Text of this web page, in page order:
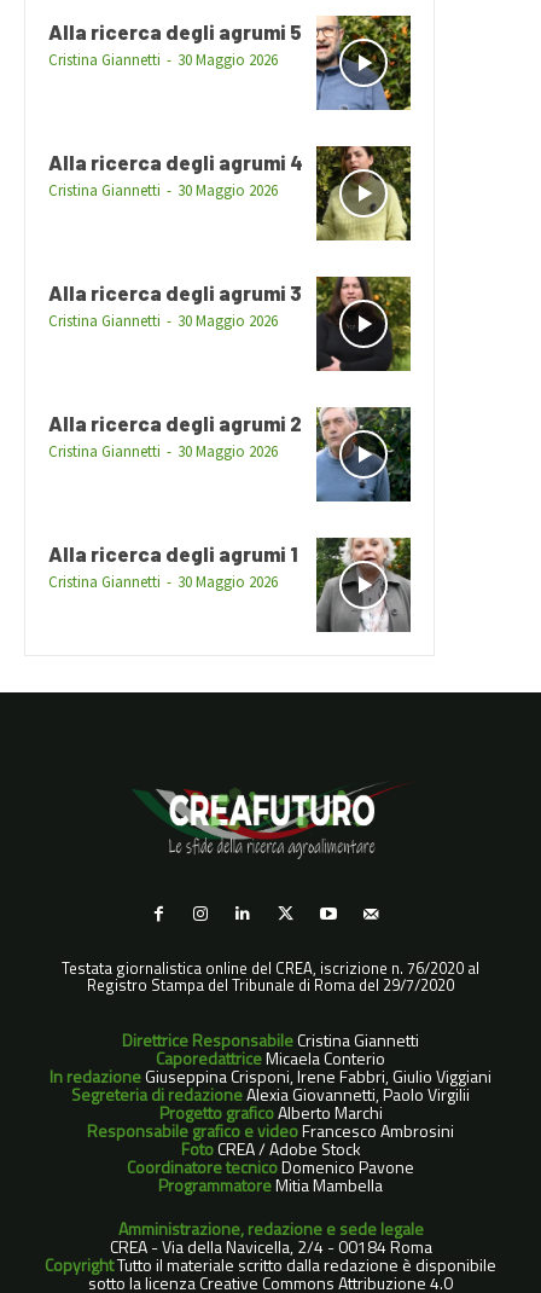
Alla ricerca degli agrumi 5
Cristina Giannetti - 30 Maggio 2026
Alla ricerca degli agrumi 4
Cristina Giannetti - 30 Maggio 2026
Alla ricerca degli agrumi 3
Cristina Giannetti - 30 Maggio 2026
Alla ricerca degli agrumi 2
Cristina Giannetti - 30 Maggio 2026
Alla ricerca degli agrumi 1
Cristina Giannetti - 30 Maggio 2026
Testata giornalistica online del CREA, iscrizione n. 76/2020 al
Registro Stampa del Tribunale di Roma del 29/7/2020
Direttrice ResponsabileCristina Giannetti
CaporedattriceMicaela Conterio
In redazioneGiuseppina Crisponi, Irene Fabbri, Giulio Viggiani
Segreteria di redazioneAlexia Giovannetti, Paolo Virgilii
Progetto graficoAlberto Marchi
Responsabile grafico e videoFrancesco Ambrosini
FotoCREA / Adobe Stock
Coordinatore tecnicoDomenico Pavone
ProgrammatoreMitia Mambella
Amministrazione, redazione e sede legale
CREA - Via della Navicella, 2/4 - 00184 Roma
CopyrightTutto il materiale scritto dalla redazione è disponibile
sotto la licenza Creative Commons Attribuzione 4.0